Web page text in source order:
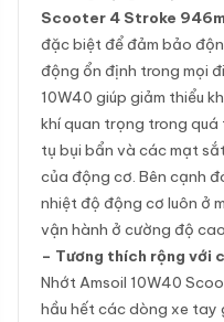
Scooter 4 Stroke
đặc biệt để đảm bảo
động ổn định trong mọi
10W40 giúp giảm thiểu
khí quan trọng trong quá
tụ bụi bẩn và các mạt
của động cơ. Bên cạnh
nhiệt độ động cơ luôn ở
vận hành ở cường độ
– Tương thích rộng với
Nhớt Amsoil 10W40
hầu hết các dòng xe tay